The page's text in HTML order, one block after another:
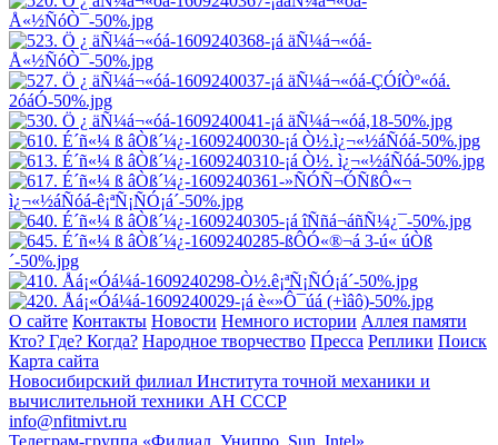
О сайте Контакты Новости Немного истории Аллея памяти
Кто? Где? Когда? Народное творчество Пресса Реплики Поиск
Карта сайта
Новосибирский филиал Института точной механики и
вычислительной техники АН СССР
info@nfitmivt.ru
Телеграм-группа «Филиал, Унипро, Sun, Intel»